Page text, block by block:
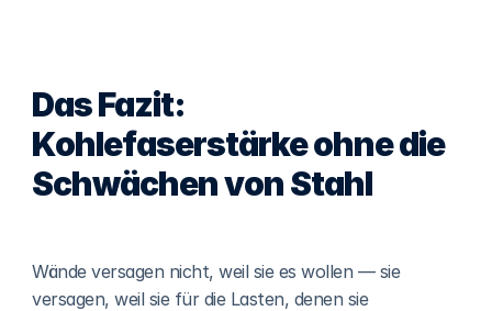
Das Fazit:
Kohlefaserstärke ohne die
Schwächen von Stahl
Wände versagen nicht, weil sie es wollen — sie
versagen, weil sie für die Lasten, denen sie